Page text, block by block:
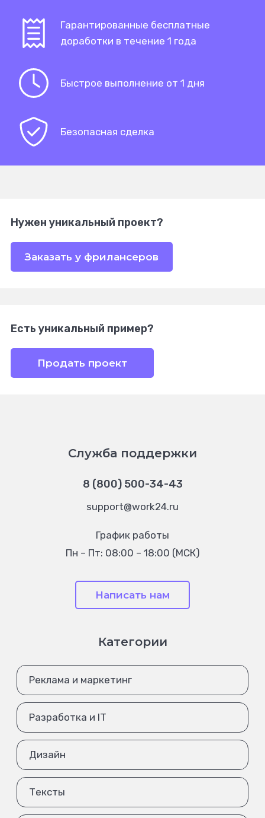
Гарантированные бесплатные
доработки в течение 1 года
Быстрое выполнение от 1 дня
Безопасная сделка
Нужен уникальный проект?
Заказать у фрилансеров
Есть уникальный пример?
Продать проект
Служба поддержки
8 (800) 500-34-43
support@work24.ru
График работы
Пн – Пт: 08:00 – 18:00 (МСК)
Написать нам
Категории
Реклама и маркетинг
Разработка и IT
Дизайн
Тексты